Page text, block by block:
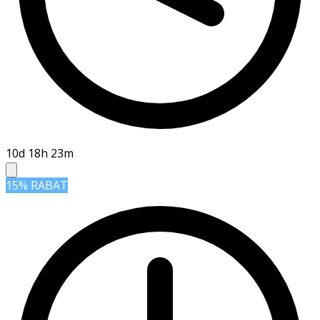
10d 18h 23m
15% RABAT